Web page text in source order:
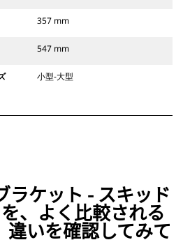
357 mm
547 mm
小型-大型
ラケット - スキッド
、よく比較される
違いを確認してみて